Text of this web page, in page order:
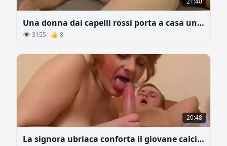
Una donna dai capelli rossi porta a casa un nuovo amante
👁 3155 👍 8
20:48
La signora ubriaca conforta il giovane calciatore